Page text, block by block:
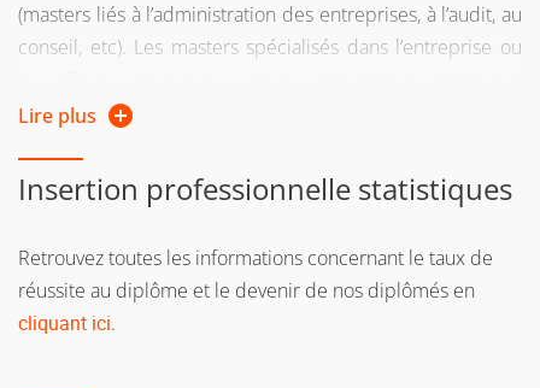
(masters liés à l’administration des entreprises, à l’audit, au
conseil, etc). Les masters spécialisés dans l’entreprise ou
également des débouchés pour ce parcours bi-
Lire plus
Insertion professionnelle statistiques
Retrouvez toutes les informations concernant le taux de
réussite au diplôme et le devenir de nos diplômés en
cliquant ici.